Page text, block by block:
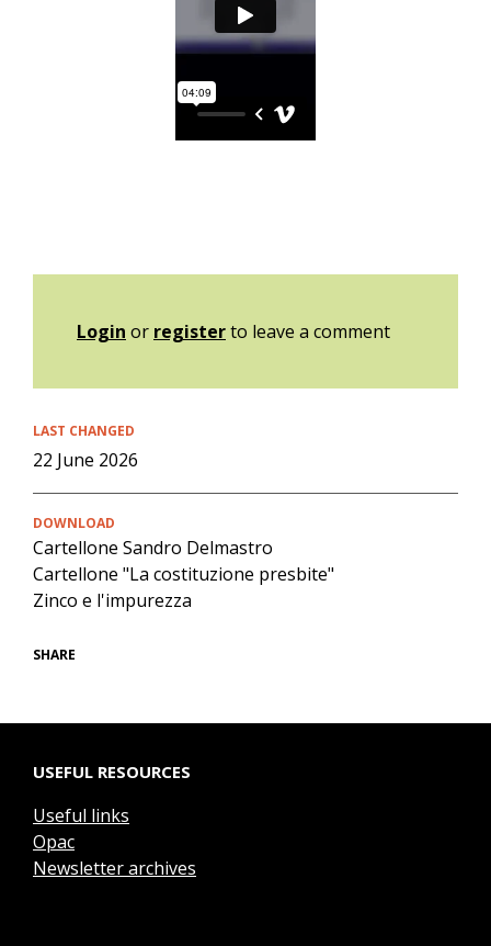
Login or registerto leave a comment
LAST CHANGED
22 June 2026
DOWNLOAD
Cartellone Sandro Delmastro
Cartellone "La costituzione presbite"
Zinco e l'impurezza
SHARE
USEFUL RESOURCES
Useful links
Opac
Newsletter archives